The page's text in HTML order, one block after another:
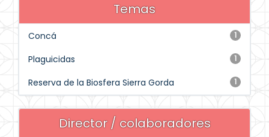
Temas
1
Concá
1
Plaguicidas
1
Reserva de la Biosfera Sierra Gorda
Director / colaboradores